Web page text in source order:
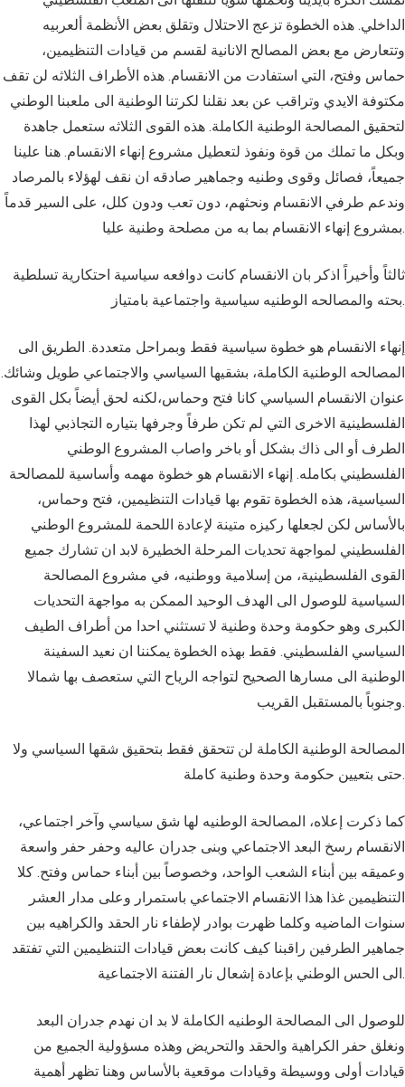
الداخلي. هذه الخطوة تزعج الاحتلال وتقلق بعض الأنظمة ألعربيه
وتتعارض مع بعض المصالح الانانية لقسم من قيادات التنظيمين،
حماس وفتح، التي استفادت من الانقسام. هذه الأطراف الثلاثه لن تقف
مكتوفة الايدي وتراقب عن بعد نقلنا لكرتنا الوطنية الى ملعبنا الوطني
لتحقيق المصالحة الوطنية الكاملة. هذه القوى الثلاثه ستعمل جاهدة
وبكل ما تملك من قوة ونفوذ لتعطيل مشروع إنهاء الانقسام. هنا علينا
جميعاً، فصائل وقوى وطنيه وجماهير صادقه ان نقف لهؤلاء بالمرصاد
وندعم طرفي الانقسام ونحثهم، دون تعب ودون كلل، على السير قدماً
بمشروع إنهاء الانقسام بما به من مصلحة وطنية عليا.
ثالثاً وأخيراً اذكر بان الانقسام كانت دوافعه سياسية احتكارية تسلطية
بحته والمصالحه الوطنيه سياسية واجتماعية بامتياز.
إنهاء الانقسام هو خطوة سياسية فقط وبمراحل متعددة. الطريق الى
المصالحه الوطنية الكاملة، بشقيها السياسي والاجتماعي طويل وشائك.
عنوان الانقسام السياسي كانا فتح وحماس،لكنه لحق أيضاً بكل القوى
الفلسطينية الاخرى التي لم تكن طرفاً وجرفها بتياره التجاذبي لهذا
الطرف أو الى ذاك بشكل أو باخر واصاب المشروع الوطني
الفلسطيني بكامله. إنهاء الانقسام هو خطوة مهمه وأساسية للمصالحة
السياسية، هذه الخطوة تقوم بها قيادات التنظيمين، فتح وحماس،
بالأساس لكن لجعلها ركيزه متينة لإعادة اللحمة للمشروع الوطني
الفلسطيني لمواجهة تحديات المرحلة الخطيرة لابد ان تشارك جميع
القوى الفلسطينية، من إسلامية ووطنيه، في مشروع المصالحة
السياسية للوصول الى الهدف الوحيد الممكن به مواجهة التحديات
الكبرى وهو حكومة وحدة وطنية لا تستثني احدا من أطراف الطيف
السياسي الفلسطيني. فقط بهذه الخطوة يمكننا ان نعيد السفينة
الوطنية الى مسارها الصحيح لتواجه الرياح التي ستعصف بها شمالا
وجنوباً بالمستقبل القريب.
المصالحة الوطنية الكاملة لن تتحقق فقط بتحقيق شقها السياسي ولا
حتى بتعيين حكومة وحدة وطنية كاملة.
كما ذكرت إعلاه، المصالحة الوطنيه لها شق سياسي وآخر اجتماعي،
الانقسام رسخ البعد الاجتماعي وبنى جدران عاليه وحفر حفر واسعة
وعميقه بين أبناء الشعب الواحد، وخصوصاً بين أبناء حماس وفتح. كلا
التنظيمين غذا هذا الانقسام الاجتماعي باستمرار وعلى مدار العشر
سنوات الماضيه وكلما ظهرت بوادر لإطفاء نار الحقد والكراهيه بين
جماهير الطرفين راقبنا كيف كانت بعض قيادات التنظيمين التي تفتقد
الى الحس الوطني بإعادة إشعال نار الفتنة الاجتماعية.
للوصول الى المصالحة الوطنيه الكاملة لا بد ان نهدم جدران البعد
ونغلق حفر الكراهية والحقد والتحريض وهذه مسؤولية الجميع من
قيادات أولى ووسيطة وقيادات موقعية بالأساس وهنا تظهر أهمية